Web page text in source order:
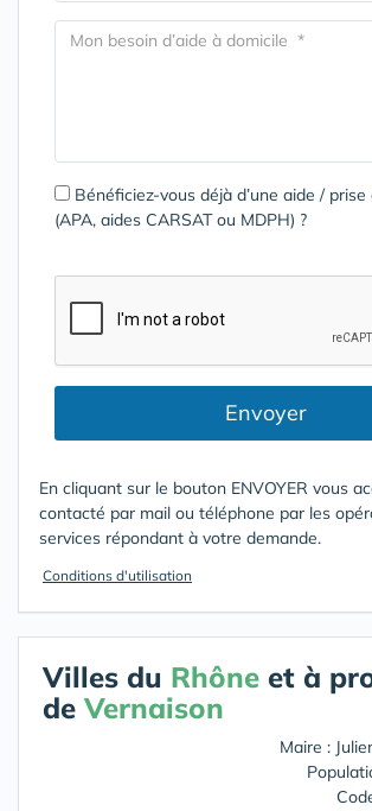
Bénéficiez-vous déjà d’une aide / prise
(APA, aides CARSAT ou MDPH) ?
Envoyer
En cliquant sur le bouton ENVOYER vous
contacté par mail ou téléphone par les
services répondant à votre demande.
Conditions d'utilisation
Villes du Rhône et à
de Vernaison
Maire :